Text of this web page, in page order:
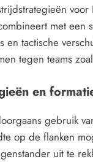
met een
en tactische
tegen teams
en
gebruik
op de flanken
uit te